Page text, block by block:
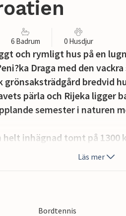
6 Badrum 0 Husdjur
och rymligt hus på en
Draga med den
grönsaksträdgård bredvid
pärla och Rijeka ligger
semester i naturen
helt inhägnad tomt på 1300
och solstolar, två
parkeringsplatser på
Läs mer
Bordtennis